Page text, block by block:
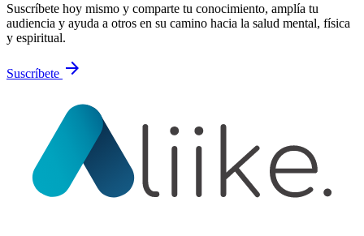
Suscríbete hoy mismo y comparte tu conocimiento, amplía tu
audiencia y ayuda a otros en su camino hacia la salud mental, física
y espiritual.
Suscríbete arrow_forward